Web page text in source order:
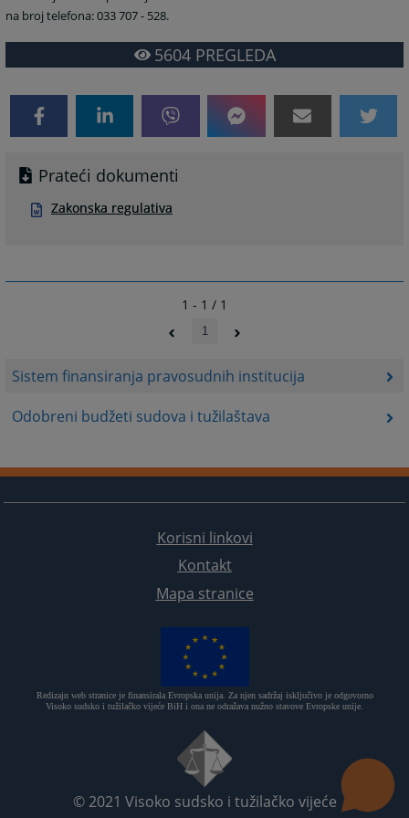
Sistem finansiranja pravosudnih institucija
Odobreni budžeti sudova i tužilaštava
na broj telefona: 033 707 - 528.
5604PREGLEDA
Prateći dokumenti
Zakonska regulativa
1 - 1 / 1
1
Korisni linkovi
Kontakt
Mapa stranice
Redizajn web stranice je finansirala Evropska unija. Za njen sadržaj isključivo je odgovorno
Visoko sudsko i tužilačko vijeće BiH i ona ne odražava nužno stavove Evropske unije.
© 2021 Visoko sudsko i tužilačko vijeće